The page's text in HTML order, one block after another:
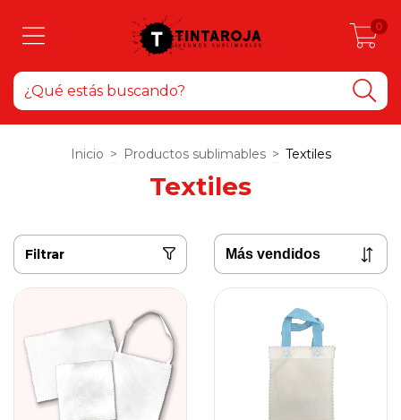
0
Inicio > Productos sublimables > Textiles
Textiles
Filtrar